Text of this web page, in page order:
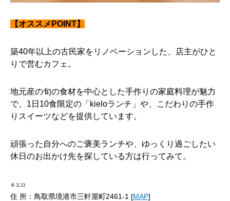
【オススメPOINT】
築40年以上の古民家をリノベーションした、店主がひと
りで営むカフェ。
地元産の旬の食材を中心とした手作りの家庭料理が魅力
で、1日10食限定の「kieloランチ」や、こだわりの手作
りスイーツなどを提供しています。
頑張った自分へのご褒美ランチや、ゆっくり過ごしたい
休日のお出かけ先を探している方は行ってみて。
キエロ
住 所：鳥取県境港市三軒屋町2461-1 [MAP]